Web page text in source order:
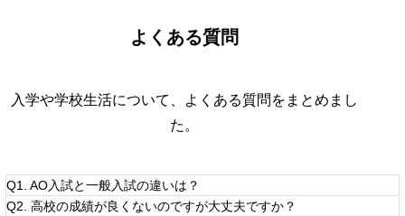
よくある質問
入学や学校生活について、よくある質問をまとめまし
た。
Q1. AO入試と一般入試の違いは？
Q2. 高校の成績が良くないのですが大丈夫ですか？